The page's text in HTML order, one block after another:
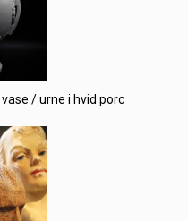
/ urne i hvid porc